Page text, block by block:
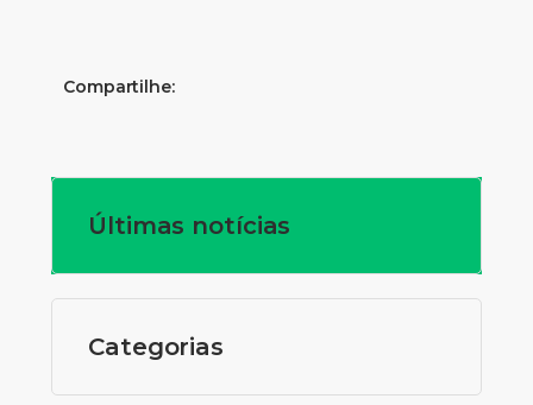
Compartilhe:
Últimas notícias
Categorias